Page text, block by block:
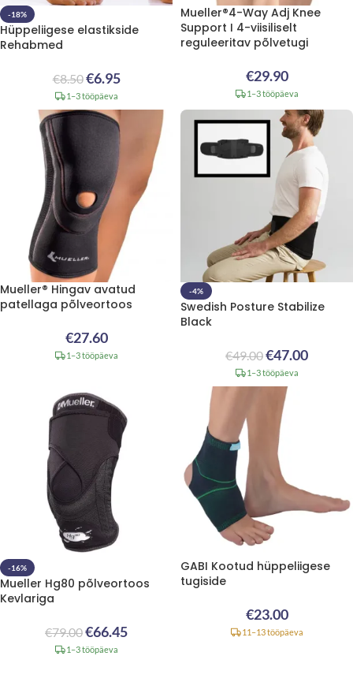
-18%
Hüppeliigese elastikside
Rehabmed
€8.50€6.95
1–3 tööpäeva
Mueller®4-Way Adj Knee
Support I 4-viisiliselt
reguleeritav põlvetugi
€29.90
1–3 tööpäeva
Mueller® Hingav avatud
patellaga põlveortoos
€27.60
1–3 tööpäeva
-4%
Swedish Posture Stabilize
Black
€49.00€47.00
1–3 tööpäeva
-16%
Mueller Hg80 põlveortoos
Kevlariga
€79.00€66.45
1–3 tööpäeva
GABI Kootud hüppeliigese
tugiside
€23.00
11–13 tööpäeva